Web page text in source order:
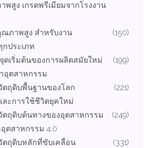
สูง เกรดพรีเมียมจากโรงงาน
ณภาพสูง สำหรับงาน
ประเภท
(150)
ดเริ่มต้นของการผลิตสมัยใหม่
อุตสาหกรรม
(199)
ตถุดิบพื้นฐานของโลก
ะการใช้ชีวิตยุคใหม่
(221)
ตถุดิบต้นทางของอุตสาหกรรม
ตสาหกรรม 4.0
(249)
ตถุดิบหลักที่ขับเคลื่อน
(331)